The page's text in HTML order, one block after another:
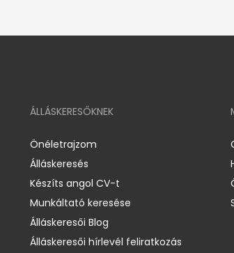
ÁLLÁSKERESŐKNEK
Önéletrajzom
Álláskeresés
Készíts angol CV-t
Munkáltató keresése
Álláskeresői Blog
Álláskeresői hírlevél feliratkozás